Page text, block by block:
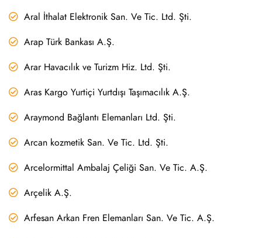
Aral İthalat Elektronik San. Ve Tic. Ltd. Şti.
Arap Türk Bankası A.Ş.
Arar Havacılık ve Turizm Hiz. Ltd. Şti.
Aras Kargo Yurtiçi Yurtdışı Taşımacılık A.Ş.
Araymond Bağlantı Elemanları Ltd. Şti.
Arcan kozmetik San. Ve Tic. Ltd. Şti.
Arcelormittal Ambalaj Çeliği San. Ve Tic. A.Ş.
Arçelik A.Ş.
Arfesan Arkan Fren Elemanları San. Ve Tic. A.Ş.